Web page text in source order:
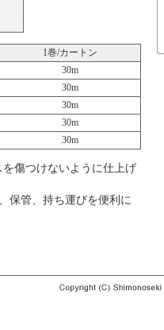
1巻/カートン
30m
30m
30m
30m
30m
傷つけないように仕上げ
保管、持ち運びを便利に